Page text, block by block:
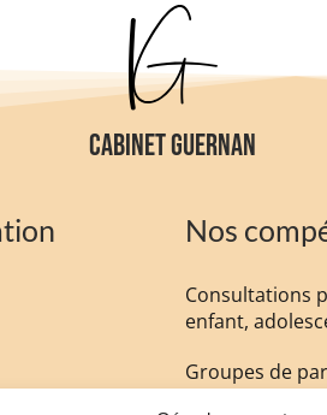
CABINET GUERNAN
Nos
Consultations
enfant,
Groupes de